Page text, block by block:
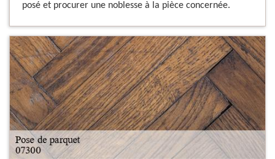
posé et procurer une noblesse à la pièce concernée.